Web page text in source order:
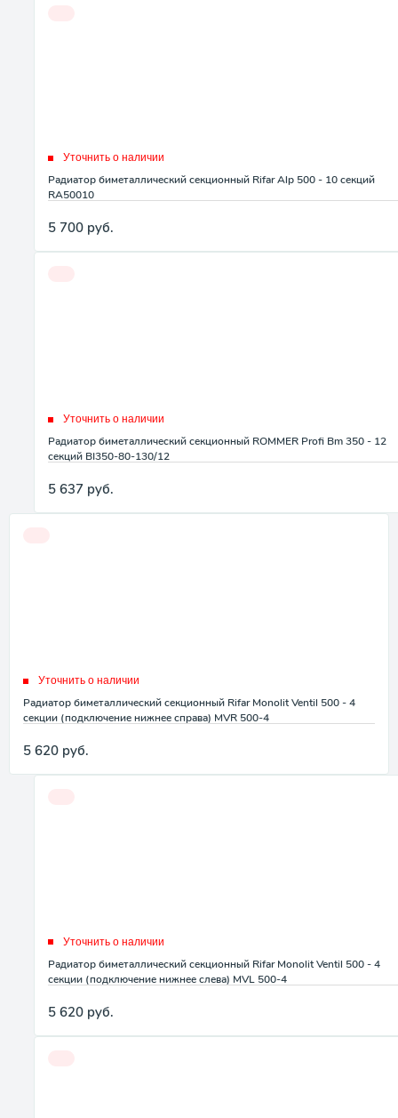
Уточнить о наличии
Радиатор биметаллический секционный Rifar Alp 500 - 10 секций
RA50010
5 700 руб.
Уточнить о наличии
Радиатор биметаллический секционный ROMMER Profi Bm 350 - 12
секций BI350-80-130/12
5 637 руб.
Уточнить о наличии
Радиатор биметаллический секционный Rifar Monolit Ventil 500 - 4
секции (подключение нижнее справа) MVR 500-4
5 620 руб.
Уточнить о наличии
Радиатор биметаллический секционный Rifar Monolit Ventil 500 - 4
секции (подключение нижнее слева) MVL 500-4
5 620 руб.